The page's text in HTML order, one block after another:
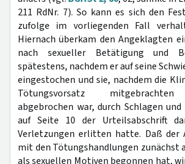
211 RdNr. 7). So kann es sich den
zufolge im vorliegenden Fall
Hiernach überkam den Angeklagten
nach sexueller Betätigung und
spätestens, nachdem er auf seine
eingestochen und sie, nachdem die
Tötungsvorsatz
abgebrochen war, durch Schlagen und
auf Seite 10 der Urteilsabschrift
Verletzungen erlitten hatte. Daß der
mit den Tötungshandlungen zunächst
als sexuellen Motiven begonnen hat,